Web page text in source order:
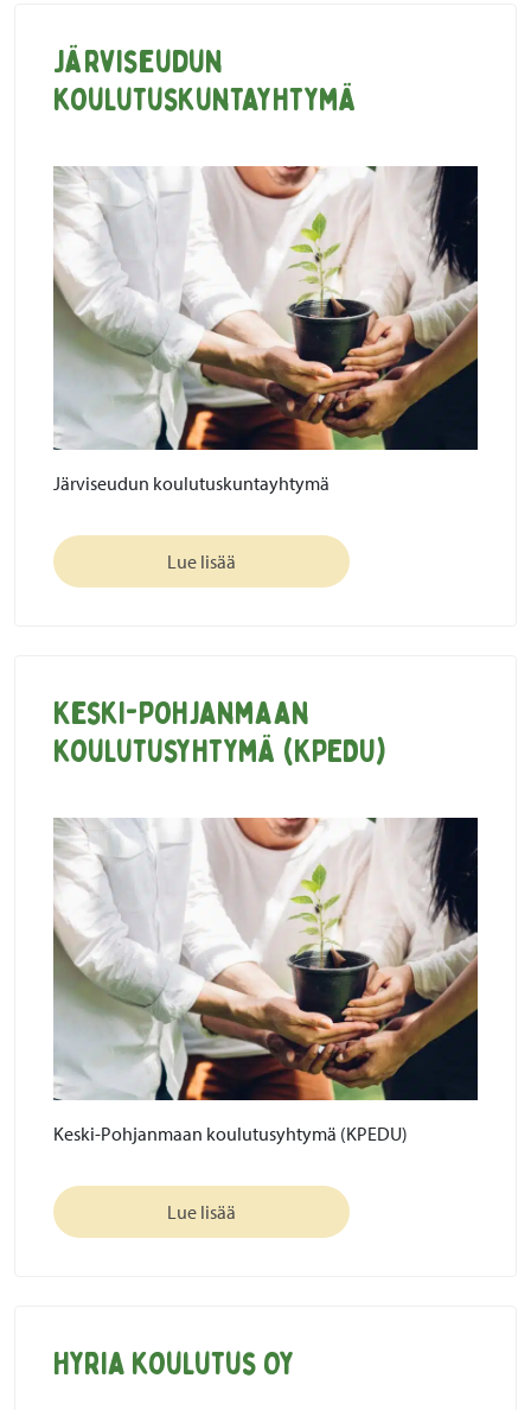
Järviseudun
koulutuskuntayhtymä
Järviseudun koulutuskuntayhtymä
Lue lisää
Keski-Pohjanmaan
koulutusyhtymä (KPEDU)
Keski-Pohjanmaan koulutusyhtymä (KPEDU)
Lue lisää
Hyria koulutus Oy